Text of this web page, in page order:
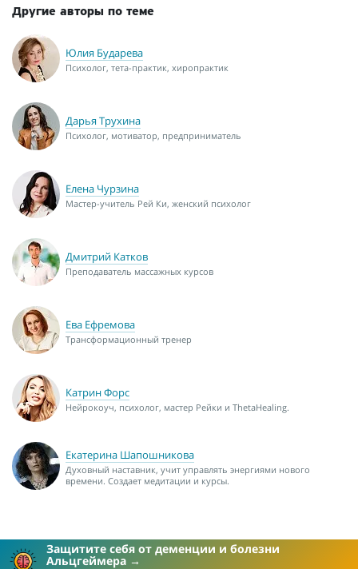
Другие авторы по теме
Юлия Бударева
Психолог, тета-практик, хиропрактик
Дарья Трухина
Психолог, мотиватор, предприниматель
Елена Чурзина
Мастер-учитель Рей Ки, женский психолог
Дмитрий Катков
Преподаватель массажных курсов
Ева Ефремова
Трансформационный тренер
Катрин Форс
Нейрокоуч, психолог, мастер Рейки и ThetaHealing.
Екатерина Шапошникова
Духовный наставник, учит управлять энергиями нового
времени. Создает медитации и курсы.
Защитите себя от деменции и болезни
Альцгеймера